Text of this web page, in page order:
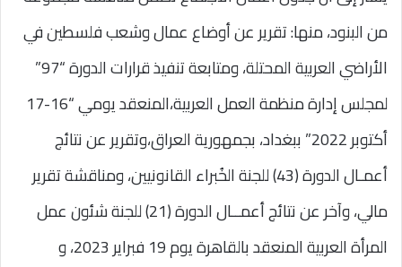
من البنود، منها: تقرير عن أوضاع عمال وشعب فلسطين في
الأراضي العربية المحتلة، ومتابعة تنفيذ قرارات الدورة “97”
لمجلس إدارة منظمة العمل العربية،المنعقد يومي “16-17
أكتوبر 2022” ببغداد، بجمهورية العراق،وتقرير عن نتائج
أعمـال الدورة (43) للجنة الخُبراء القانونيين، ومناقشة تقرير
مالي، وآخر عن نتائج أعمــال الدورة (21) للجنة شئون عمل
المرأة العربية المنعقد بالقاهرة يوم 19 فبراير 2023، و